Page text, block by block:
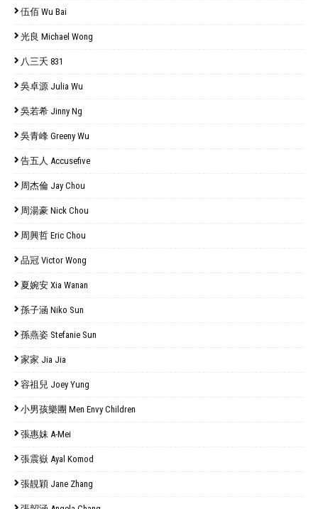
伍佰 Wu Bai
光良 Michael Wong
八三夭 831
吳卓源 Julia Wu
吳若希 Jinny Ng
吳青峰 Greeny Wu
告五人 Accusefive
周杰倫 Jay Chou
周湯豪 Nick Chou
周興哲 Eric Chou
品冠 Victor Wong
夏婉安 Xia Wanan
孫子涵 Niko Sun
孫燕姿 Stefanie Sun
家家 Jia Jia
容祖兒 Joey Yung
小男孩樂團 Men Envy Children
張惠妹 A-Mei
張震嶽 Ayal Komod
張靚穎 Jane Zhang